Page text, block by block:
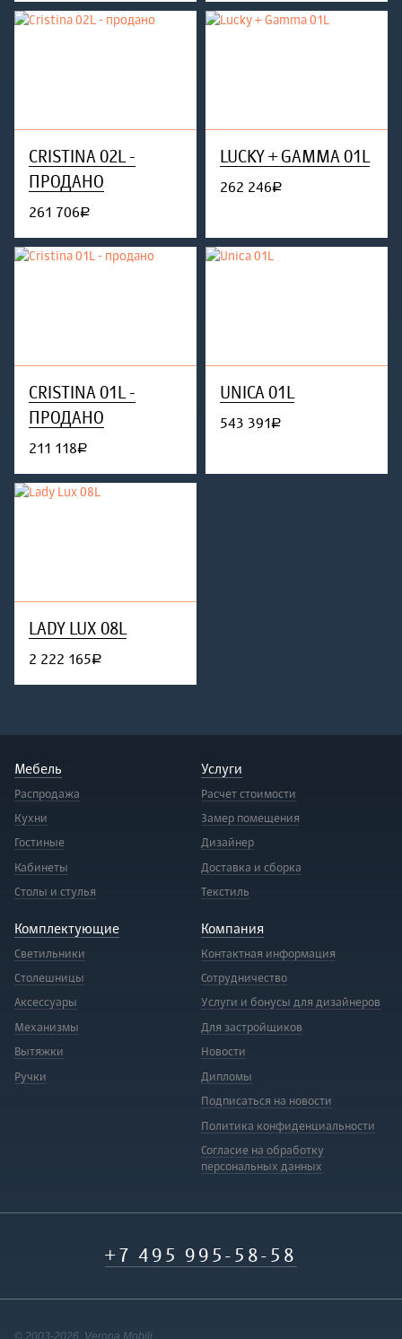
CRISTINA 02L -
ПРОДАНО
261 706руб.
LUCKY + GAMMA 01L
262 246руб.
CRISTINA 01L -
ПРОДАНО
211 118руб.
UNICA 01L
543 391руб.
LADY LUX 08L
2 222 165руб.
+7 495 995-58-58
Мебель
Распродажа
Кухни
Гостиные
Кабинеты
Столы и стулья
Услуги
Расчет стоимости
Замер помещения
Дизайнер
Доставка и сборка
Текстиль
Комплектующие
Светильники
Столешницы
Аксессуары
Механизмы
Вытяжки
Ручки
Компания
Контактная информация
Сотрудничество
Услуги и бонусы для дизайнеров
Для застройщиков
Новости
Дипломы
Подписаться на новости
Политика конфиденциальности
Согласие на обработку
персональных данных
© 2003-2026 Verona Mobili